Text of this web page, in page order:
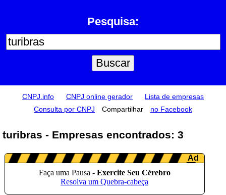
Pesquisa:
CNPJ.info CNPJ online gerador
Lista de empresas
Consulta por CNPJ
Compartilhar no Facebook
turibras - Empresas encontrados: 3